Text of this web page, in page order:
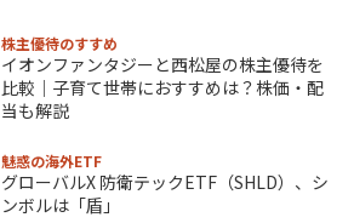
株主優待のすすめ
イオンファンタジーと西松屋の株主優待を
比較｜子育て世帯におすすめは？株価・配
当も解説
魅惑の海外ETF
グローバルX 防衛テックETF（SHLD）、シ
ンボルは「盾」